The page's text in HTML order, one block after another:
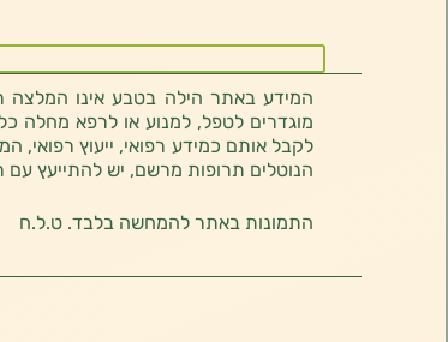
המידע באתר הילה בטבע אינו המלצה
מוגדרים לטפל, למנוע או לרפא מחלה
לקבל אותם כמידע רפואי, ייעוץ רפואי,
הנוטלים תרופות מרשם, יש להתייעץ
התמונות באתר להמחשה בלבד. ט.ל.ח